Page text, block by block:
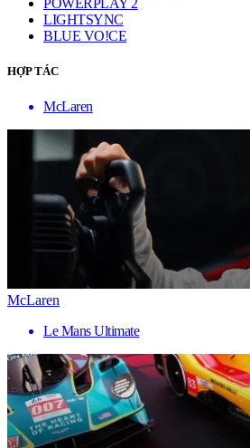
LIGHTSYNC
BLUE VO!CE
HỢP TÁC
McLaren
McLaren
Le Mans Ultimate